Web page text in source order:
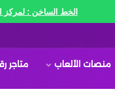
الخط الساخن : لمركز
منصات الألعاب متاجر